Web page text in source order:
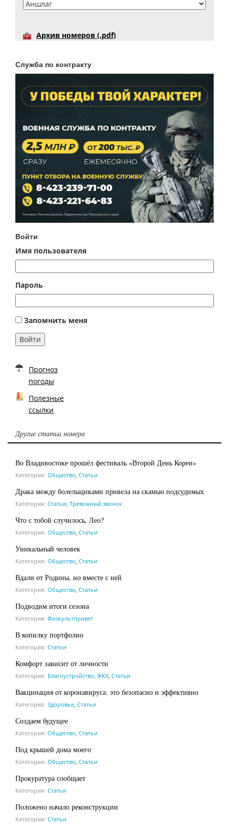
Архив номеров (.pdf)
Служба по контракту
Войти
Имя пользователя
Пароль
Запомнить меня
Войти
Прогноз
погоды
Полезные
ссылки
Другие статьи номера
Во Владивостоке прошёл фестиваль «Второй День Кореи»
Категория: Общество, Статьи
Драка между болельщиками привела на скамью подсудимых
Категория: Статьи, Тревожный звонок
Что с тобой случилось, Лео?
Категория: Общество, Статьи
Уникальный человек
Категория: Общество, Статьи
Вдали от Родины, но вместе с ней
Категория: Общество, Статьи
Подводим итоги сезона
Категория: Физкультпривет
В копилку портфолио
Категория: Статьи
Комфорт зависит от личности
Категория: Благоустройство, ЖКХ, Статьи
Вакцинация от коронавируса: это безопасно и эффективно
Категория: Здоровье, Статьи
Создаем будущее
Категория: Общество, Статьи
Под крышей дома моего
Категория: Общество, Статьи
Прокуратура сообщает
Категория: Статьи
Положено начало реконструкции
Категория: Статьи